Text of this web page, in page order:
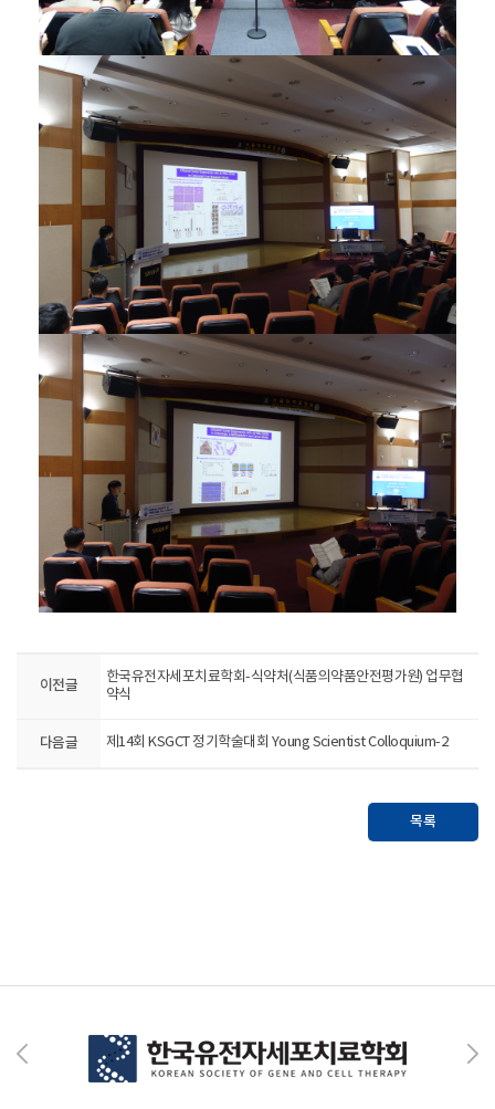
이전글
한국유전자세포치료학회-식약처(식품의약품안전평가원) 업무협
약식
다음글 제14회 KSGCT 정기학술대회 Young Scientist Colloquium-2
목록